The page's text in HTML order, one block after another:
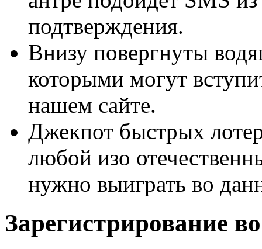
подтверждения.
Внизу повергнуты
которыми могут
нашем сайте.
Джекпот быстрых
любой изо
нужно выиграть во
Зарегистрирование